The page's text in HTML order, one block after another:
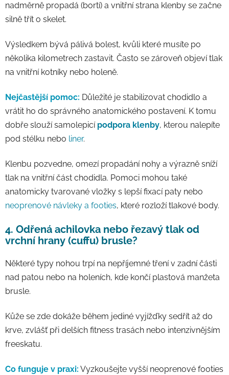
nadměrně propadá (bortí) a vnitřní strana klenby se začne
silně třít o skelet.
Výsledkem bývá pálivá bolest, kvůli které musíte po
několika kilometrech zastavit. Často se zároveň objeví tlak
na vnitřní kotníky nebo holeně.
Nejčastější pomoc: Důležité je stabilizovat chodidlo a
vrátit ho do správného anatomického postavení. K tomu
dobře slouží samolepicí podpora klenby, kterou nalepíte
pod stélku nebo liner.
Klenbu pozvedne, omezí propadání nohy a výrazně sníží
tlak na vnitřní část chodidla. Pomoci mohou také
anatomicky tvarované vložky s lepší fixací paty nebo
neoprenové návleky a footies, které rozloží tlakové body.
4. Odřená achilovka nebo řezavý tlak od
vrchní hrany (cuffu) brusle?
Některé typy nohou trpí na nepříjemné tření v zadní části
nad patou nebo na holeních, kde končí plastová manžeta
brusle.
Kůže se zde dokáže během jediné vyjížďky sedřít až do
krve, zvlášť při delších fitness trasách nebo intenzivnějším
freeskatu.
Co funguje v praxi: Vyzkoušejte vyšší neoprenové footies